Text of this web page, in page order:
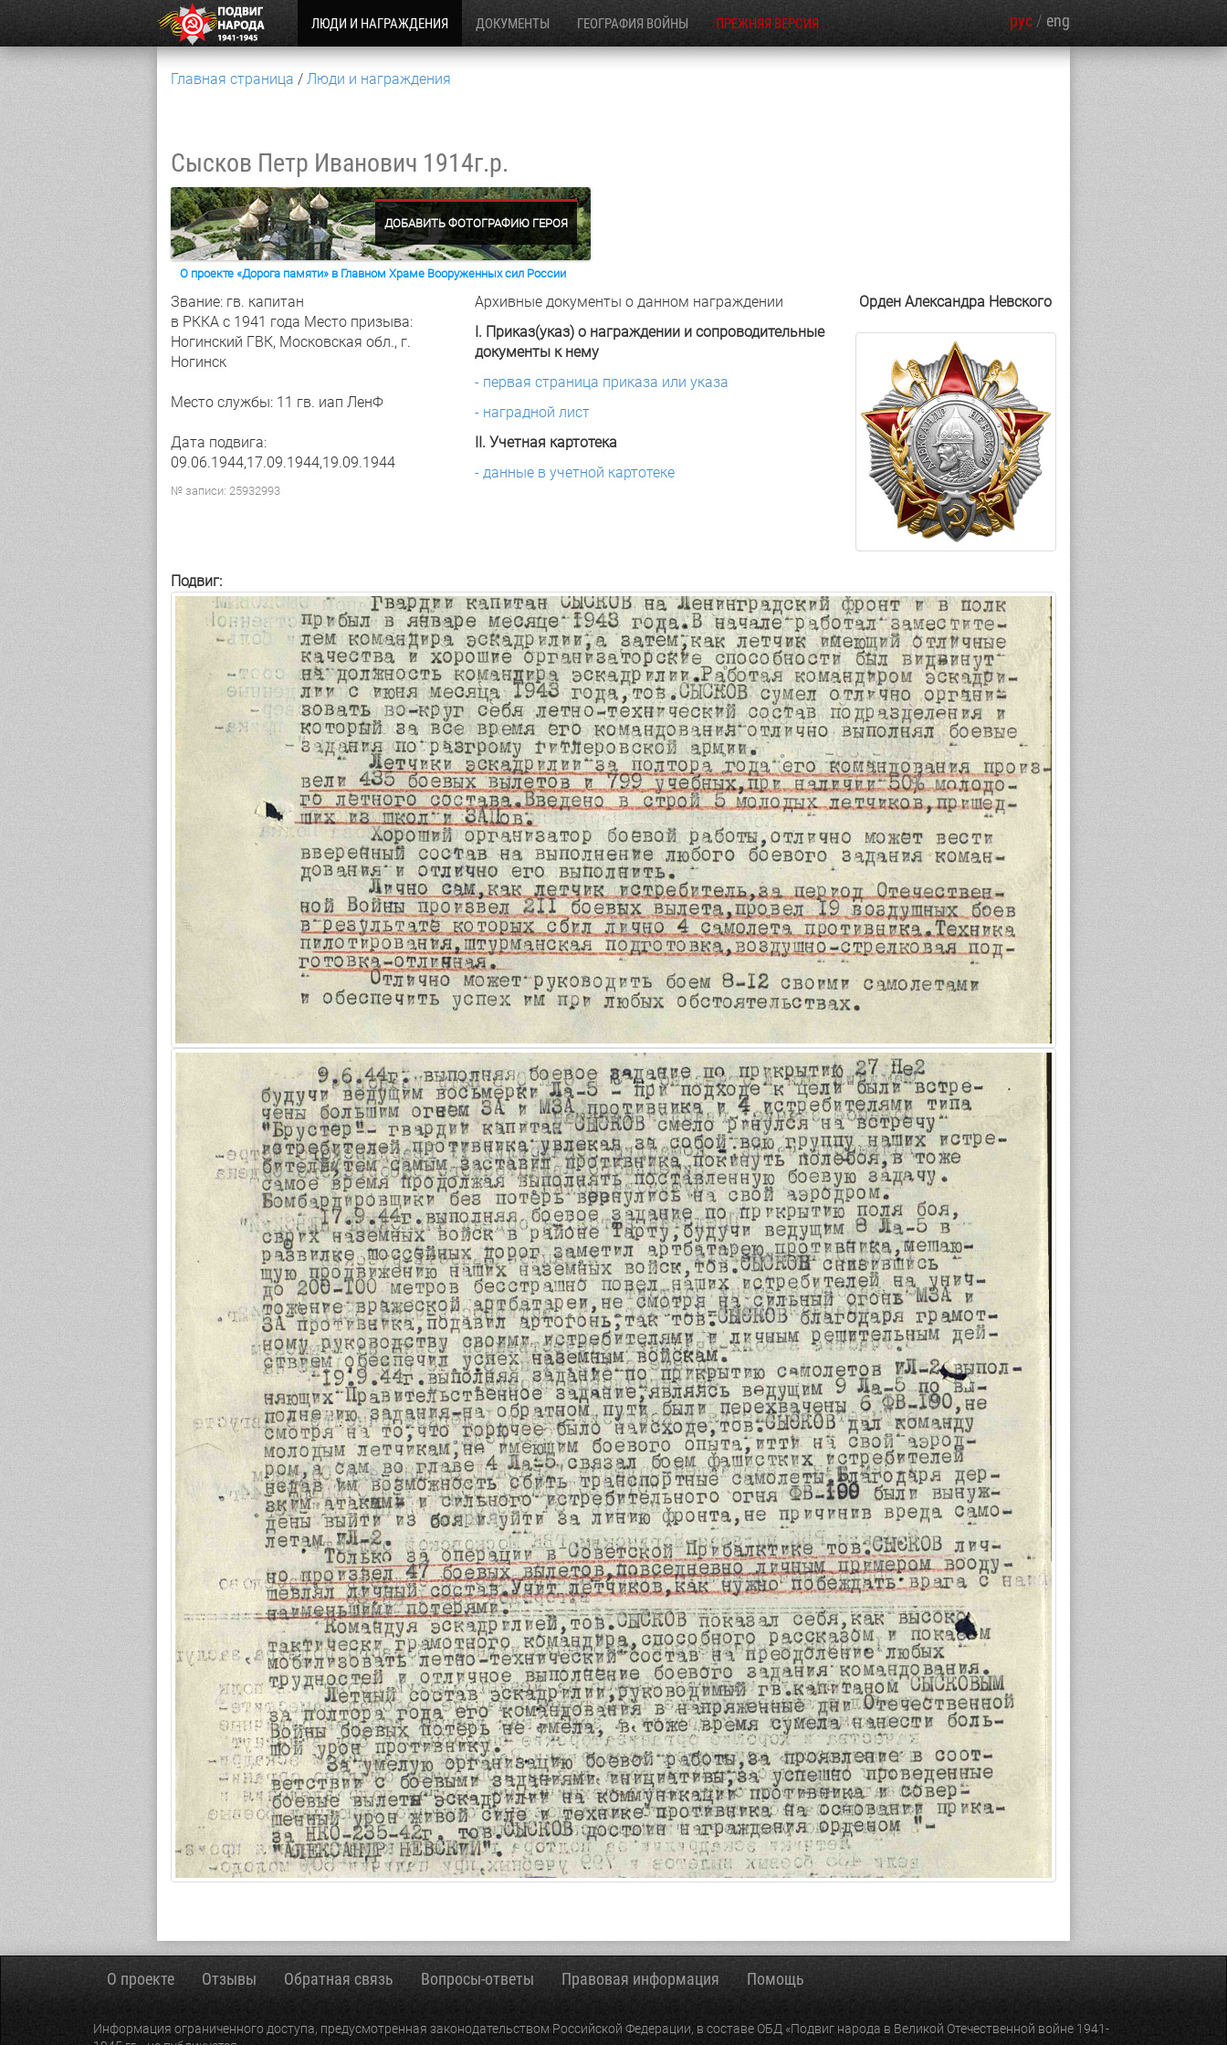
ЛЮДИ И НАГРАЖДЕНИЯ ДОКУМЕНТЫ ГЕОГРАФИЯ ВОЙНЫ ПРЕЖНЯЯ ВЕРСИЯ рус / eng
Главная страница Люди и награждения
Сысков Петр Иванович 1914г.р.
ДОБАВИТЬ ФОТОГРАФИЮ ГЕРОЯ
О проекте «Дорога памяти» в Главном Храме Вооруженных сил России
Звание: гв. капитан
в РККА с 1941 года Место призыва:
Ногинский ГВК, Московская обл., г.
Ногинск
Место службы: 11 гв. иап ЛенФ
Дата подвига:
09.06.1944,17.09.1944,19.09.1944
№ записи: 25932993
Архивные документы о данном награждении
I. Приказ(указ) о награждении и сопроводительные
документы к нему
- первая страница приказа или указа
- наградной лист
II. Учетная картотека
- данные в учетной картотеке
Орден Александра Невского
Подвиг:
О проекте Отзывы Обратная связь Вопросы-ответы Правовая информация Помощь
Информация ограниченного доступа, предусмотренная законодательством Российской Федерации, в составе ОБД «Подвиг народа в Великой Отечественной войне 1941-